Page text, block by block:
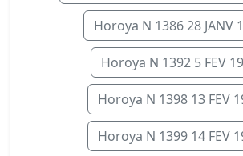
Horoya N 1386 28 JANV
Horoya N 1392 5 FEV
Horoya N 1398 13 FEV
Horoya N 1399 14 FEV